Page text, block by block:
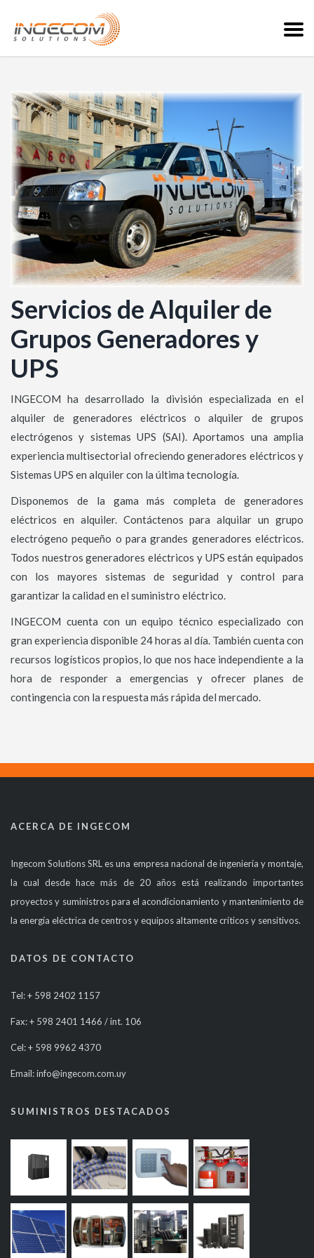
Servicios de Alquiler de
Grupos Generadores y
UPS
INGECOM ha desarrollado la división especializada en el
alquiler de generadores eléctricos o alquiler de grupos
electrógenos y sistemas UPS (SAI). Aportamos una amplia
experiencia multisectorial ofreciendo generadores eléctricos y
Sistemas UPS en alquiler con la última tecnología.
Disponemos de la gama más completa de generadores
eléctricos en alquiler. Contáctenos para alquilar un grupo
electrógeno pequeño o para grandes generadores eléctricos.
Todos nuestros generadores eléctricos y UPS están equipados
con los mayores sistemas de seguridad y control para
garantizar la calidad en el suministro eléctrico.
INGECOM cuenta con un equipo técnico especializado con
gran experiencia disponible 24 horas al día. También cuenta con
recursos logísticos propios, lo que nos hace independiente a la
hora de responder a emergencias y ofrecer planes de
contingencia con la respuesta más rápida del mercado.
ACERCA DE INGECOM
Ingecom Solutions SRL es una empresa nacional de ingeniería y montaje,
la cual desde hace más de 20 años está realizando importantes
proyectos y suministros para el acondicionamiento y mantenimiento de
la energía eléctrica de centros y equipos altamente críticos y sensitivos.
DATOS DE CONTACTO
Tel: + 598 2402 1157
Fax: + 598 2401 1466 / int. 106
Cel: + 598 9962 4370
Email: info@ingecom.com.uy
SUMINISTROS DESTACADOS